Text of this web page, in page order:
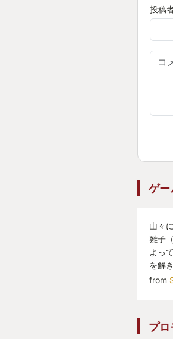
ゆ゛
そし
とか
あま
「ま
死闘
しかし
ように
本作
が、
るよ
るの
てくれ
ものす
投稿
ゲー
山々
雛子
よっ
を解
from
プロ